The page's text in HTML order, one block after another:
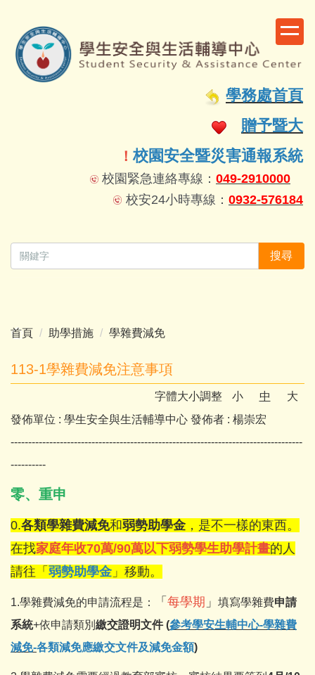
主
要
學務處首頁
贈予暨大
！校園安全暨災害通報系統
校園緊急連絡專線： 049-2910000
校安24小時專線： 0932-576184
搜尋
首頁 助學措施 學雜費減免
113-1學雜費減免注意事項
字體大小調整 小 中
大
發佈單位 : 學生安全與生活輔導中心 發佈者 : 楊崇宏
-----------------------------------------------------------------------------------
----------
零、重申
0.各類學雜費減免和弱勢助學金 ，是不一樣的東西。
在找家庭年收70萬/90萬以下弱勢學生助學計畫的人
請往「 弱勢助學金 」移動。
1.學雜費減免的申請流程是： 「 每學期 」 填寫學雜費申請
系統+依申請類別 繳交證明文件(參考學安生輔中心-學雜費
減免-各類減免應繳交文件及減免金額)